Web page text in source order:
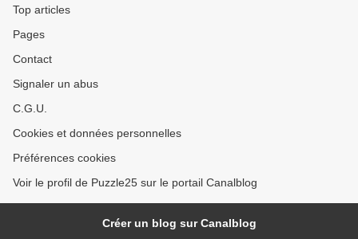
Top articles
Pages
Contact
Signaler un abus
C.G.U.
Cookies et données personnelles
Préférences cookies
Voir le profil de Puzzle25 sur le portail Canalblog
Créer un blog sur Canalblog